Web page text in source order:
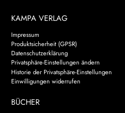
KAMPA VERLAG
Impressum
Produktsicherheit (GPSR)
Datenschutzerklärung
Privatsphäre-Einstellungen ändern
Historie der Privatsphäre-Einstellungen
Einwilligungen widerrufen
BÜCHER